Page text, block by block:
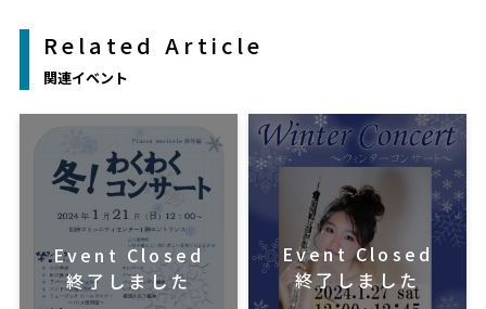
Related Article
関連イベント